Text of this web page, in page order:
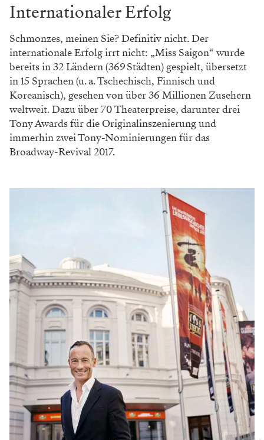
Internationaler Erfolg
Schmonzes, meinen Sie? Definitiv nicht. Der
internationale Erfolg irrt nicht: „Miss Saigon“ wurde
bereits in 32 Ländern (369 Städten) gespielt, übersetzt
in 15 Sprachen (u. a. Tschechisch, Finnisch und
Koreanisch), gesehen von über 36 Millionen Zusehern
weltweit. Dazu über 70 Theaterpreise, darunter drei
Tony Awards für die Original­inszenierung und
immerhin zwei Tony-Nominierungen für das
Broadway-Revival 2017.